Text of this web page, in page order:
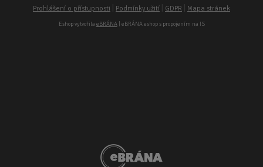
Prohlášení o přístupnosti Podmínky užití GDPR Mapa stránek
Eshop vytvořila eBRÁNA| eBRÁNA eshop s propojením na IS